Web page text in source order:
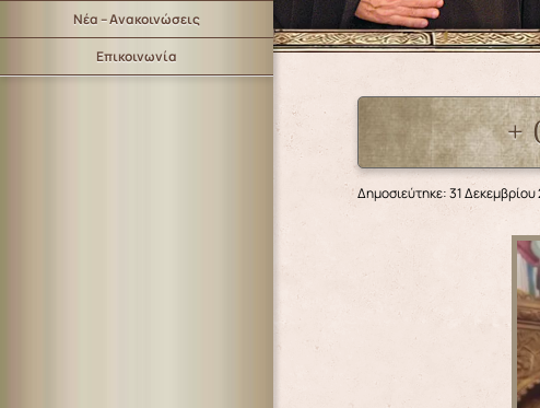
Νέα – Ανακοινώσεις
Επικοινωνία
+
Δημοσιεύτηκε: 31